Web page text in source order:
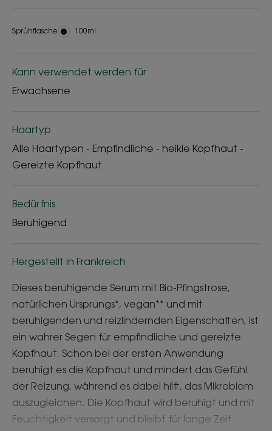
Sprühflasche Sprühflasche
100ml
Kann verwendet werden für
Erwachsene
Haartyp
Alle Haartypen - Empfindliche - heikle Kopfhaut -
Gereizte Kopfhaut
Bedürfnis
Beruhigend
Hergestellt in Frankreich
Dieses beruhigende Serum mit Bio-Pfingstrose,
natürlichen Ursprungs*, vegan** und mit
beruhigenden und reizlindernden Eigenschaften, ist
ein wahrer Segen für empfindliche und gereizte
Kopfhaut. Schon bei der ersten Anwendung
beruhigt es die Kopfhaut und mindert das Gefühl
der Reizung, während es dabei hilft, das Mikrobiom
auszugleichen. Die Kopfhaut wird beruhigt und mit
Feuchtigkeit versorgt und bleibt für lange Zeit